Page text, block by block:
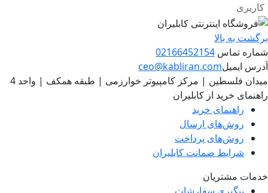
کاربری
برگشت به بالا
شماره تماس 02166452154
آدرس ایمیلceo@kabliran.com
میدان فلسطین | مرکز کامپیوتر خوارزمی | طبقه همکف | واحد 4
راهنمای خرید از کابلیران
راهنمای خرید
روش‌های ارسال
روش‌های پرداخت
شرایط ضمانت کابلیران
خدمات مشتریان